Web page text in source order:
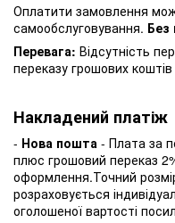
Оплатити замовлення
самообслуговування. Без
Перевага: Відсутність
переказу грошових
Накладений платіж
- Нова пошта - Плата за
плюс грошовий переказ
оформлення.Точний
розраховується
оголошеної вартості